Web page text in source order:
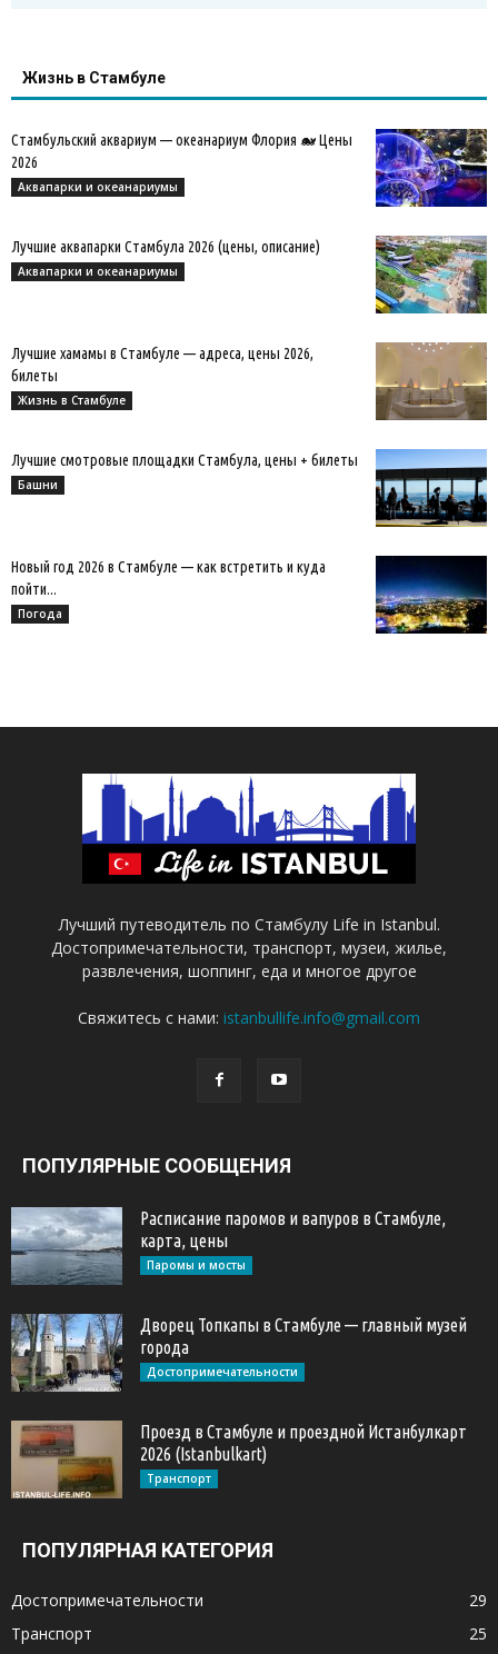
Жизнь в Стамбуле
Стамбульский аквариум — океанариум Флория 🐋 Цены
2026
Аквапарки и океанариумы
Лучшие аквапарки Стамбула 2026 (цены, описание)
Аквапарки и океанариумы
Лучшие хамамы в Стамбуле — адреса, цены 2026,
билеты
Жизнь в Стамбуле
Лучшие смотровые площадки Стамбула, цены + билеты
Башни
Новый год 2026 в Стамбуле — как встретить и куда
пойти...
Погода
Лучший путеводитель по Стамбулу Life in Istanbul.
Достопримечательности, транспорт, музеи, жилье,
развлечения, шоппинг, еда и многое другое
Свяжитесь с нами: istanbullife.info@gmail.com
ПОПУЛЯРНЫЕ СООБЩЕНИЯ
Расписание паромов и вапуров в Стамбуле,
карта, цены
Паромы и мосты
Дворец Топкапы в Стамбуле — главный музей
города
Достопримечательности
Проезд в Стамбуле и проездной Истанбулкарт
2026 (Istanbulkart)
Транспорт
ПОПУЛЯРНАЯ КАТЕГОРИЯ
Достопримечательности
29
Транспорт
25